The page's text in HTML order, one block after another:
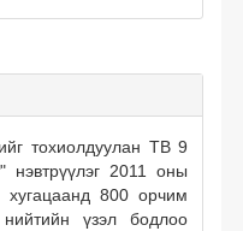
тохиолдуулан ТВ 9
нэвтрүүлэг 2011 оны
800 орчим
нийтийн үзэл бодлоо